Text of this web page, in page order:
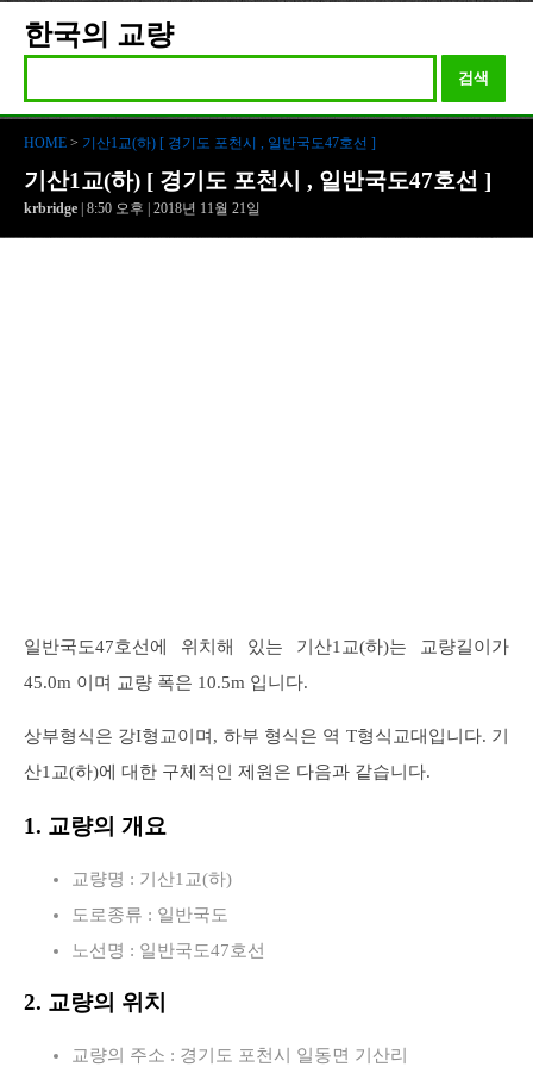
한국의 교량
검색
HOME > 기산1교(하) [ 경기도 포천시 , 일반국도47호선 ]
기산1교(하) [ 경기도 포천시 , 일반국도47호선 ]
krbridge | 8:50 오후 | 2018년 11월 21일
일반국도47호선에 위치해 있는 기산1교(하)는 교량길이가
45.0m 이며 교량 폭은 10.5m 입니다.
상부형식은 강I형교이며, 하부 형식은 역 T형식교대입니다. 기
산1교(하)에 대한 구체적인 제원은 다음과 같습니다.
1. 교량의 개요
교량명 : 기산1교(하)
도로종류 : 일반국도
노선명 : 일반국도47호선
2. 교량의 위치
교량의 주소 : 경기도 포천시 일동면 기산리